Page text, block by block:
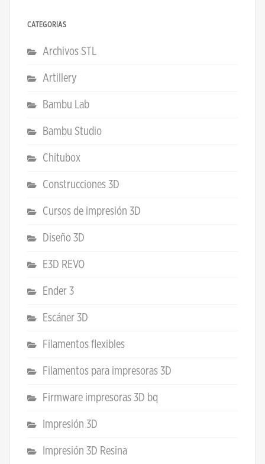
CATEGORÍAS
Archivos STL
Artillery
Bambu Lab
Bambu Studio
Chitubox
Construcciones 3D
Cursos de impresión 3D
Diseño 3D
E3D REVO
Ender 3
Escáner 3D
Filamentos flexibles
Filamentos para impresoras 3D
Firmware impresoras 3D bq
Impresión 3D
Impresión 3D Resina